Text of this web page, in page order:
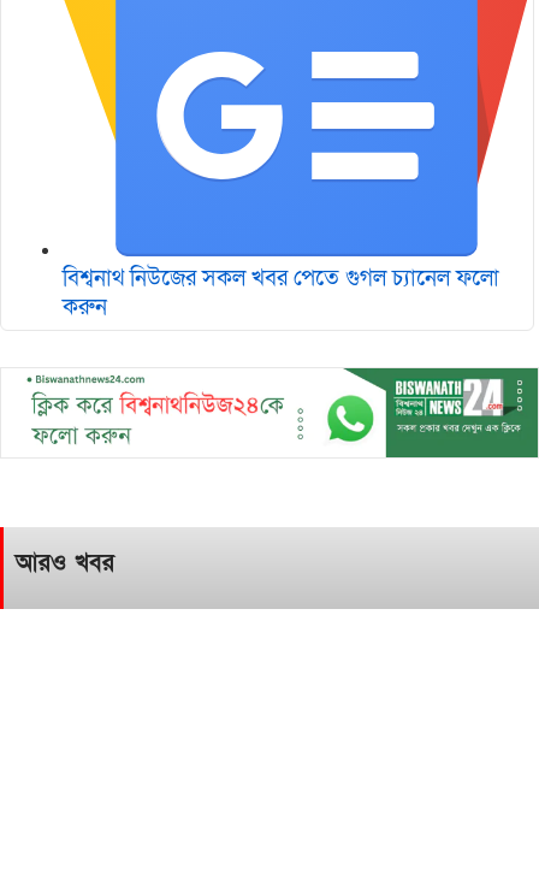
বিশ্বনাথ নিউজের সকল খবর পেতে গুগল চ‌্যানেল ফলো
করুন
আরও খবর